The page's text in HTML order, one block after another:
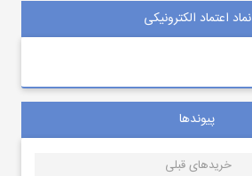
نماد اعتماد الکترونیکی
پیوندها
خریدهای قبلی